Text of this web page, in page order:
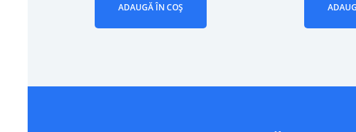
ADAUGĂ ÎN COȘ